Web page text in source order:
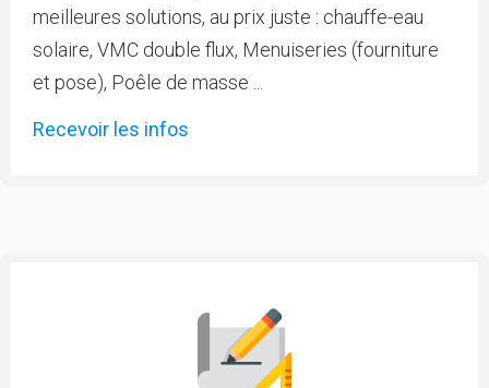
meilleures solutions, au prix juste : chauffe-eau
solaire, VMC double flux, Menuiseries (fourniture
et pose), Poêle de masse ...
Recevoir les infos